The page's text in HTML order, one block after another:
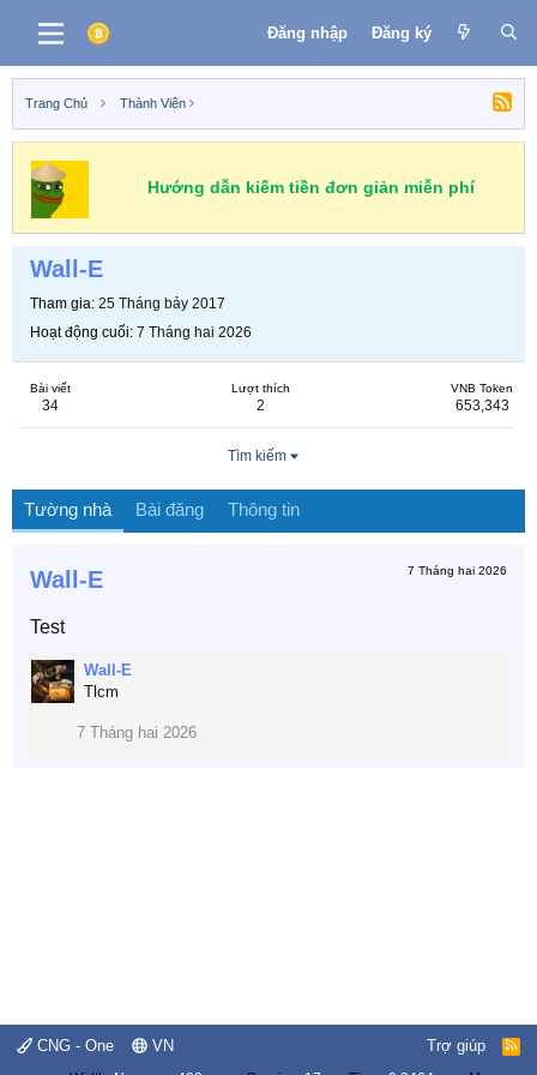
Đăng nhập Đăng ký
Trang Chủ Thành Viên
Hướng dẫn kiếm tiền đơn giản miễn phí
Wall-E
Tham gia 25 Tháng bảy 2017
Hoạt động cuối 7 Tháng hai 2026
Bài viết
34
Lượt thích
2
VNB Token
653,343
Tìm kiếm
Tường nhà Bài đăng Thông tin
Wall-E 7 Tháng hai 2026
Test
Wall-E
Tlcm
7 Tháng hai 2026
CNG - One VN Trợ giúp
R